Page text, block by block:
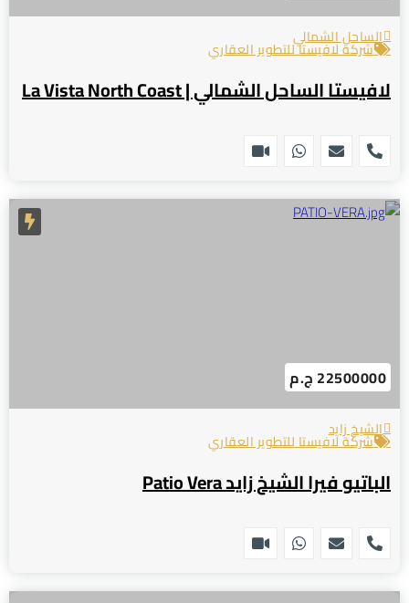
الساحل الشمالي
شركة لافيستا للتطوير العقاري
لافيستا الساحل الشمالي | La Vista North Coast
22500000 ج.م
الشيخ زايد
شركة لافيستا للتطوير العقاري
الباتيو فيرا الشيخ زايد Patio Vera